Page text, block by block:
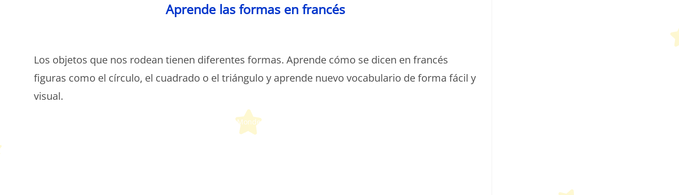
Aprende las formas en francés
Los objetos que nos rodean tienen diferentes formas. Aprende cómo se dicen en francés
figuras como el círculo, el cuadrado o el triángulo y aprende nuevo vocabulario de forma fácil y
visual.
Petit Monde Français